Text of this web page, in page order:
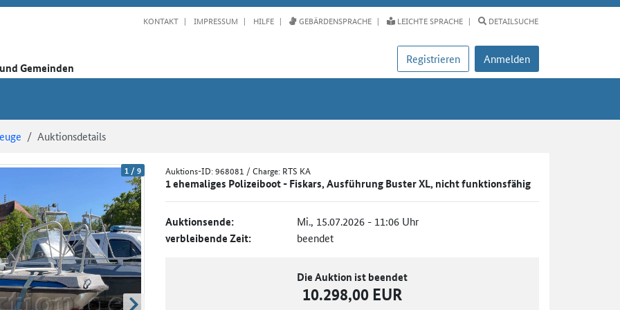
KONTAKT IMPRESSUM HILFE GEBÄRDENSPRACHE LEICHTE SPRACHE DETAILSUCHE
Gemeinden
Registrieren Anmelden
Auktionsdetails
1 /9 Auktions-ID:968081 / Charge: RTS KA
1 ehemaliges Polizeiboot - Fiskars, Ausführung Buster XL, nicht funktionsfähig
Auktionsende: Mi., 15.07.2026 - 11:06 Uhr
verbleibende Zeit: beendet
Die Auktion ist beendet
10.298,00 EUR